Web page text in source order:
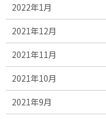
2022年1月
2021年12月
2021年11月
2021年10月
2021年9月